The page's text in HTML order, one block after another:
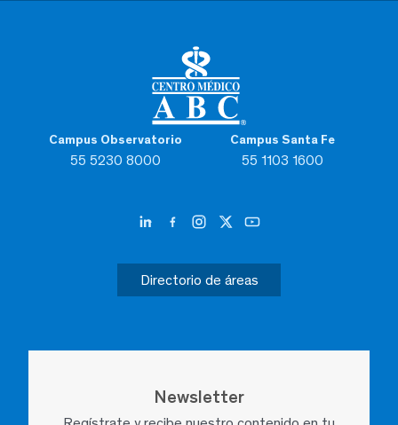
Campus Observatorio
55 5230 8000
Campus Santa Fe
55 1103 1600
Directorio de áreas
Newsletter